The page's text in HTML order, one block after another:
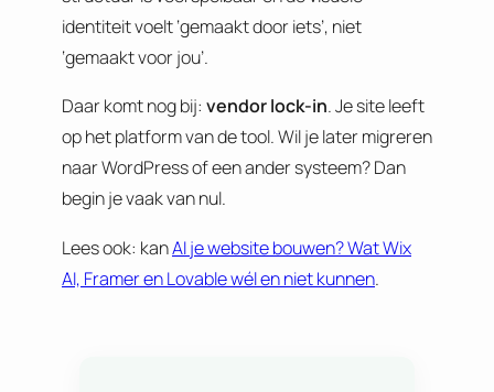
identiteit voelt ‘gemaakt door iets’, niet
‘gemaakt voor jou’.
Daar komt nog bij: vendor lock-in. Je site leeft
op het platform van de tool. Wil je later migreren
naar WordPress of een ander systeem? Dan
begin je vaak van nul.
Lees ook: kanAI je website bouwen? Wat Wix
AI, Framer en Lovable wél en niet kunnen.